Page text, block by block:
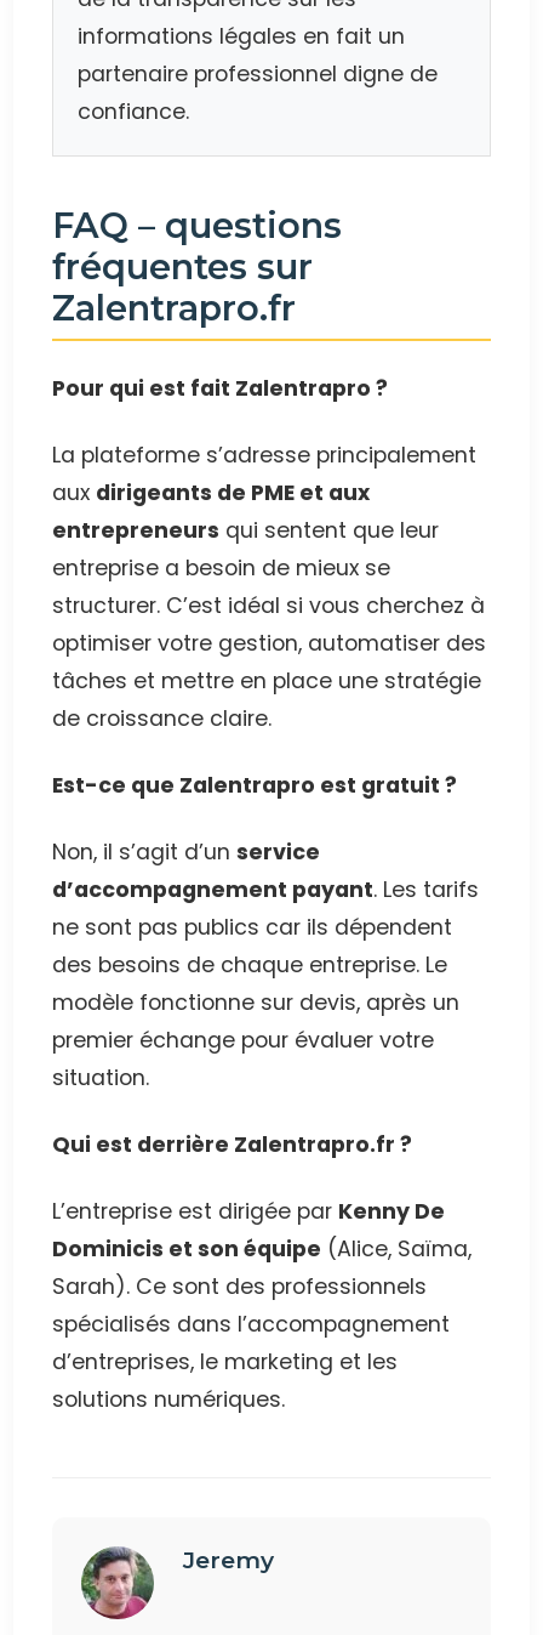
informations légales en fait un
partenaire professionnel digne de
confiance.
FAQ – questions
fréquentes sur
Zalentrapro.fr
Pour qui est fait Zalentrapro ?
La plateforme s’adresse principalement
aux dirigeants de PME et aux
entrepreneurs qui sentent que leur
entreprise a besoin de mieux se
structurer. C’est idéal si vous cherchez à
optimiser votre gestion, automatiser des
tâches et mettre en place une stratégie
de croissance claire.
Est-ce que Zalentrapro est gratuit ?
Non, il s’agit d’unservice
d’accompagnement payant. Les tarifs
ne sont pas publics car ils dépendent
des besoins de chaque entreprise. Le
modèle fonctionne sur devis, après un
premier échange pour évaluer votre
situation.
Qui est derrière Zalentrapro.fr ?
L’entreprise est dirigée par Kenny De
Dominicis et son équipe (Alice, Saïma,
Sarah). Ce sont des professionnels
spécialisés dans l’accompagnement
d’entreprises, le marketing et les
solutions numériques.
Jeremy